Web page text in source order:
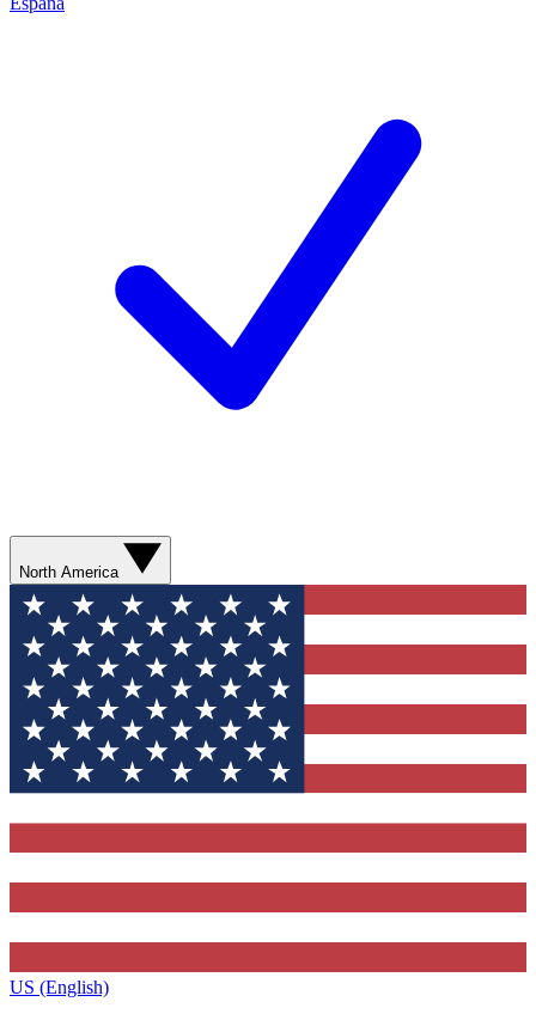
North America
US (English)